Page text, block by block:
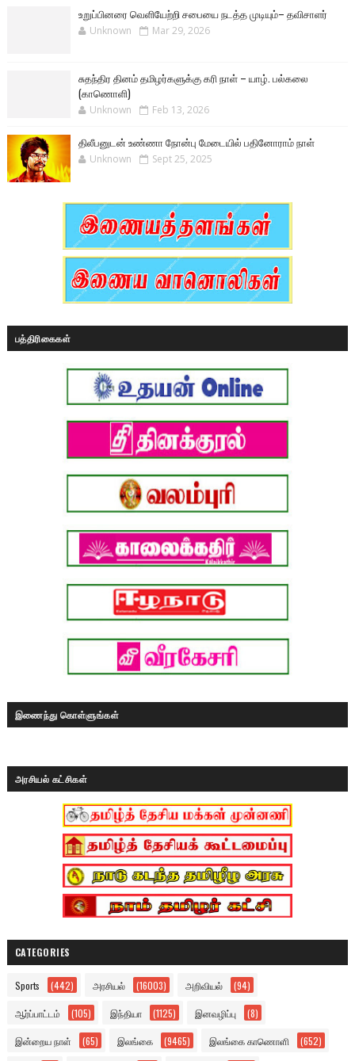
உறுப்பினரை வெளியேற்றி சபையை நடத்த முடியும்– தவிசாளர்
Unknown Mar 29, 2026
சுதந்திர தினம் தமிழர்களுக்கு கரி நாள் – யாழ். பல்கலை
(காணொளி)
Unknown Feb 13, 2026
திலீபனுடன் உண்ணா நோன்பு மேடையில் பதினோராம் நாள்
Unknown Sept 25, 2025
பத்திரிகைகள்
இணைந்து கொள்ளுங்கள்
அரசியல் கட்சிகள்
CATEGORIES
Sports (442) அரசியல் (16003) அறிவியல் (94)
ஆர்ப்பாட்டம் (105) இந்தியா (1125) இனவழிப்பு (8)
இன்றைய நாள் (65) இலங்கை (9465) இலங்கை காணொளி (652)